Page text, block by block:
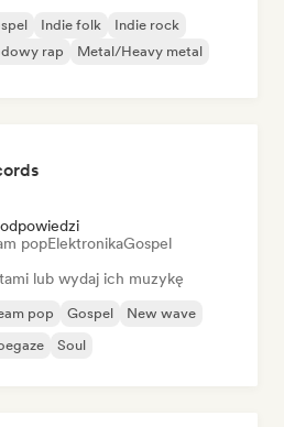
Indie folk
Indie rock
rap
Metal/Heavy metal
popElektronikaGospel
lub wydaj ich muzykę
pop Gospel
New wave
Soul